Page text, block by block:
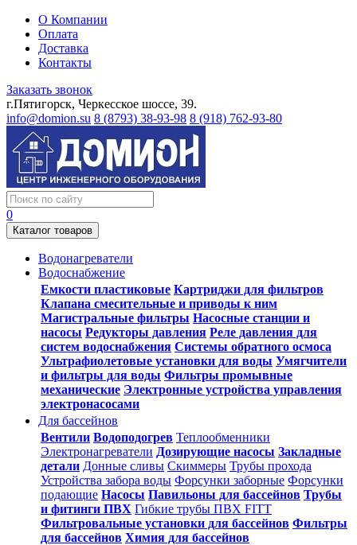
О Компании
Оплата
Доставка
Контакты
Заказать звонок
г.Пятигорск, Черкесское шоссе, 39.
info@domion.su 8 (8793) 38-93-98 8 (918) 762-93-80
0
Каталог товаров
Водонагреватели
Водоснабжение
Емкости пластиковые Картриджи для фильтров
Клапана смесительные и приводы к ним
Магистральные фильтры Насосные станции и
насосы Редукторы давления Реле давления для
систем водоснабжения Системы обратного осмоса
Ультрафиолетовые установки для воды Умягчители
и фильтры для воды Фильтры промывные
механические Электронные устройства управления
электронасосами
Для бассейнов
Вентили Водоподогрев Теплообменники
Электронагреватели Дозирующие насосы Закладные
детали Донные сливы Скиммеры Трубы прохода
Устройства забора воды Форсунки заборные Форсунки
подающие Насосы Павильоны для бассейнов Трубы
и фитинги ПВХ Гибкие трубы ПВХ FITT
Фильтровальные установки для бассейнов Фильтры
для бассейнов Химия для бассейнов